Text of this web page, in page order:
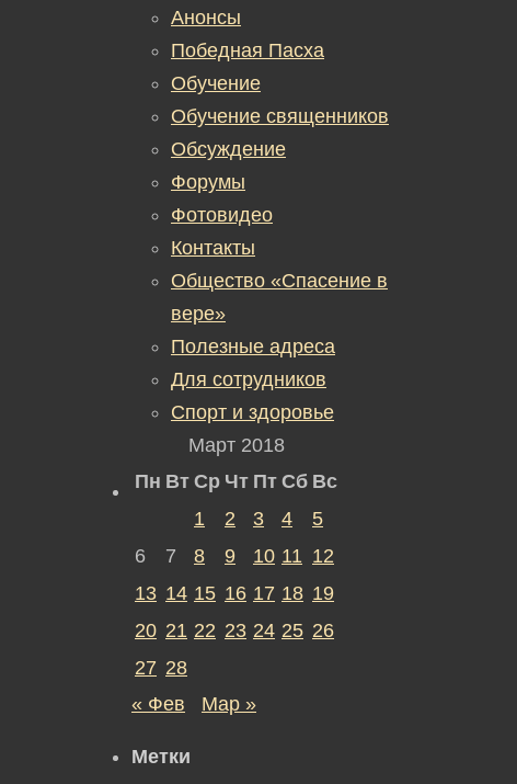
Анонсы
Победная Пасха
Обучение
Обучение священников
Обсуждение
Форумы
Фотовидео
Контакты
Общество «Спасение в
вере»
Полезные адреса
Для сотрудников
Спорт и здоровье
Март 2018
Пн Вт Ср Чт Пт Сб Вс
1
2 3 4
5
6
7 8 9 10 11 12
13 14 15 16 17 18 19
20 21 22 23 24 25 26
27 28
« Фев
Мар »
Метки